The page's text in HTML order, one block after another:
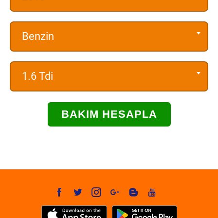
Benzin
1.6 Tdi
BAKIM HESAPLA